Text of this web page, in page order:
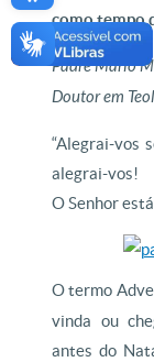
como tempo
Padre Mário
Doutor em
“Alegrai-vos
alegrai-vos!
O Senhor
O termo
vinda ou
antes do